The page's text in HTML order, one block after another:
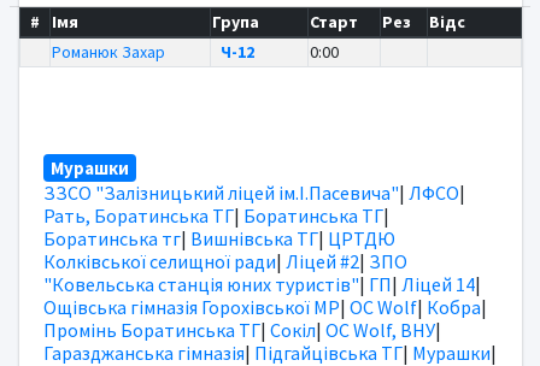
# Імя Група Старт Рез
Відс
Романюк Захар
Ч-12 0:00
Мурашки
ЗЗСО "Залізницький ліцей ім.І.Пасевича"| ЛФСО|
Рать, Боратинська ТГ| Боратинська ТГ|
Боратинська тг| Вишнівська ТГ| ЦРТДЮ
Колківської селищної ради| Ліцей #2| ЗПО
"Ковельська станція юних туристів"| ГП| Ліцей 14|
Ощівська гімназія Горохівської МР| OC Wolf| Кобра|
Промінь Боратинська ТГ| Сокіл| OC Wolf, ВНУ|
Гаразджанська гімназія| Підгайцівська ТГ| Мурашки|